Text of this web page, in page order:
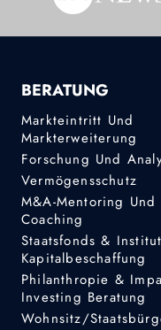
BERATUNG
Markteintritt Und
Markterweiterung
Forschung Und
Vermögensschutz
M&A-Mentoring Und
Coaching
Staatsfonds &
Kapitalbeschaffung
Philanthropie &
Investing Beratung
Wohnsitz/